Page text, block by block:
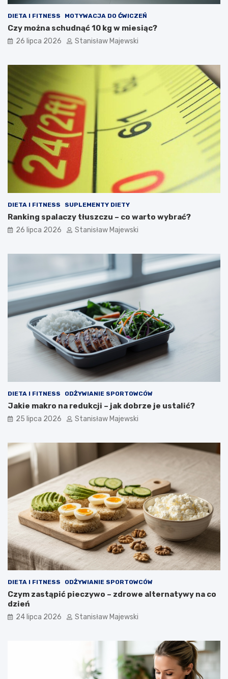
DIETA I FITNESS MOTYWACJA DO ĆWICZEŃ
Czy można schudnąć 10 kg w miesiąc?
26 lipca 2026 Stanisław Majewski
DIETA I FITNESS SUPLEMENTY DIETY
Ranking spalaczy tłuszczu – co warto wybrać?
26 lipca 2026 Stanisław Majewski
DIETA I FITNESS ODŻYWIANIE SPORTOWCÓW
Jakie makro na redukcji – jak dobrze je ustalić?
25 lipca 2026 Stanisław Majewski
DIETA I FITNESS ODŻYWIANIE SPORTOWCÓW
Czym zastąpić pieczywo – zdrowe alternatywy na co
dzień
24 lipca 2026 Stanisław Majewski